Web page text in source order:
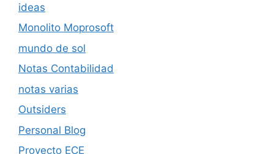
ideas
Monolito Moprosoft
mundo de sol
Notas Contabilidad
notas varias
Outsiders
Personal Blog
Proyecto ECE